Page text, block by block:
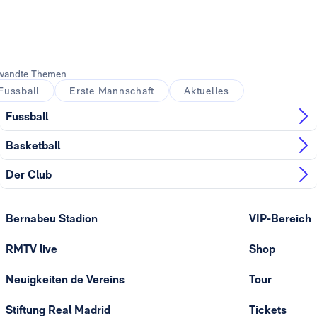
Themen
Erste Mannschaft Aktuelles
Fussball
Basketball
Der Club
Bernabeu Stadion
RMTV live
Neuigkeiten de Vereins
Stiftung Real Madrid
VIP-Bereich
Shop
Tour
Tickets